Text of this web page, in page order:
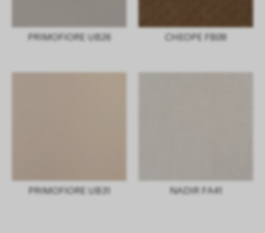
PRIMOFIORE UB26 CHEOPE FB09
PRIMOFIORE UB31 NADIR FA41